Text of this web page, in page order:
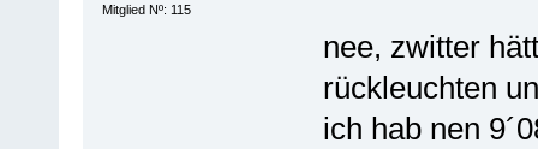
Mitglied Nº: 115
nee, zwitter
rückleuchten
ich hab nen